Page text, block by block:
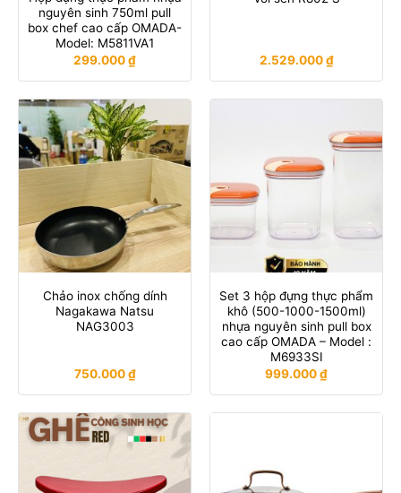
nguyên sinh 750ml pull
box chef cao cấp OMADA-
Model: M5811VA1
299.000₫ 2.529.000₫
Chảo inox chống dính
Nagakawa Natsu
NAG3003
750.000₫
Set 3 hộp đựng thực phẩm
khô (500-1000-1500ml)
nhựa nguyên sinh pull box
cao cấp OMADA – Model :
M6933SI
999.000₫